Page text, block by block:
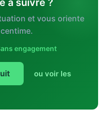
et vous oriente
engagement
ou voir les